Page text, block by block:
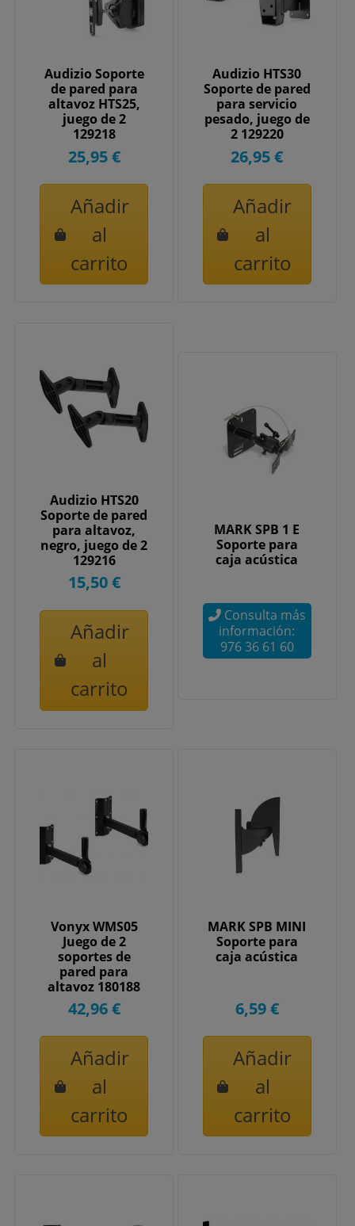
Audizio Soporte
de pared para
altavoz HTS25,
juego de 2
129218
25,95 €
Añadir
al
carrito
Audizio HTS30
Soporte de pared
para servicio
pesado, juego de
2 129220
26,95 €
Añadir
al
carrito
Audizio HTS20
Soporte de pared
para altavoz,
negro, juego de 2
129216
15,50 €
Añadir
al
carrito
MARK SPB 1 E
Soporte para
caja acústica
Consulta más
información:
976 36 61 60
Vonyx WMS05
Juego de 2
soportes de
pared para
altavoz 180188
42,96 €
Añadir
al
carrito
MARK SPB MINI
Soporte para
caja acústica
6,59 €
Añadir
al
carrito